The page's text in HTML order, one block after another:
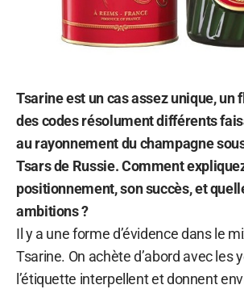
Tsarine est un cas assez unique, un
des codes résolument différents
au rayonnement du champagne
Tsars de Russie. Comment
positionnement, son succès, et
ambitions ?
Il y a une forme d’évidence dans le
Tsarine. On achète d’abord avec les
l’étiquette interpellent et donnent